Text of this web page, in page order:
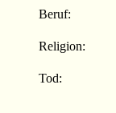
Beruf:
Religion:
Tod: